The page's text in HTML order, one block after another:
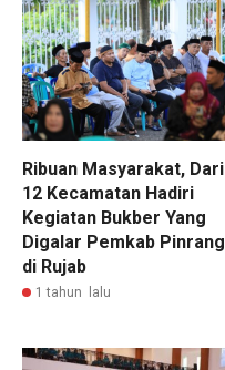
Ribuan Masyarakat, Dari
12 Kecamatan Hadiri
Kegiatan Bukber Yang
Digalar Pemkab Pinrang
di Rujab
1 tahun lalu